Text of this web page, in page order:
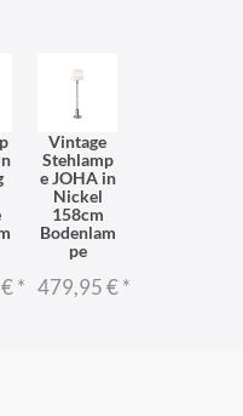
*
Vintage
Stehlamp
e JOHA in
Nickel
158cm
Bodenlam
pe
479,95 €*